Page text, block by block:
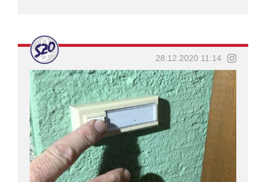
28.12.2020 11:14